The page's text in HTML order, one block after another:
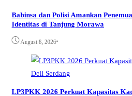
Babinsa dan Polisi Amankan
Identitas di Tanjung Morawa
August 8, 2026•
LP3PKK 2026 Perkuat Kapasitas